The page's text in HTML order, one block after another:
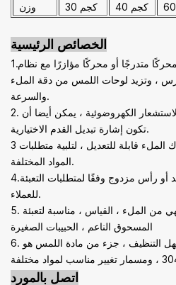
وزن
30 كجم 40 كجم
الخصائص الرئيسية
1.يمكن أن يكون محرك التعبئة محركًا متدرجًا أو محركًا مؤازرًا مع نظام
، وتزيد لوحات اللمس من دقة الملء
والسرعة.
2. المواد الملء إشارة التعريفي الاستشعار الكهروضوئية ، يمكن أيضا أن
تكون إشارة تبديل القدم الاختيارية.
3 يمكن أن تكون سرعة محرك الملء قابلة للتعديل ، لتلبية متطلبات
المواد المختلفة.
4.يمكن تخصيصها لرأس واحد أو رأس مزدوج وفقًا لمتطلبات التعبئة
للعملاء.
5. آلة قياس البرغي يمكن أن تنتهي من الملء ، القياس ، مناسبة لتعبئة
المسحوق الناعم ، الحبيبات الصغيرة
6. يوجد منفذ أفقي للقادوس ، سهل التنظيف ، جزء من مادة اللمس هو
اتصل بالمورد